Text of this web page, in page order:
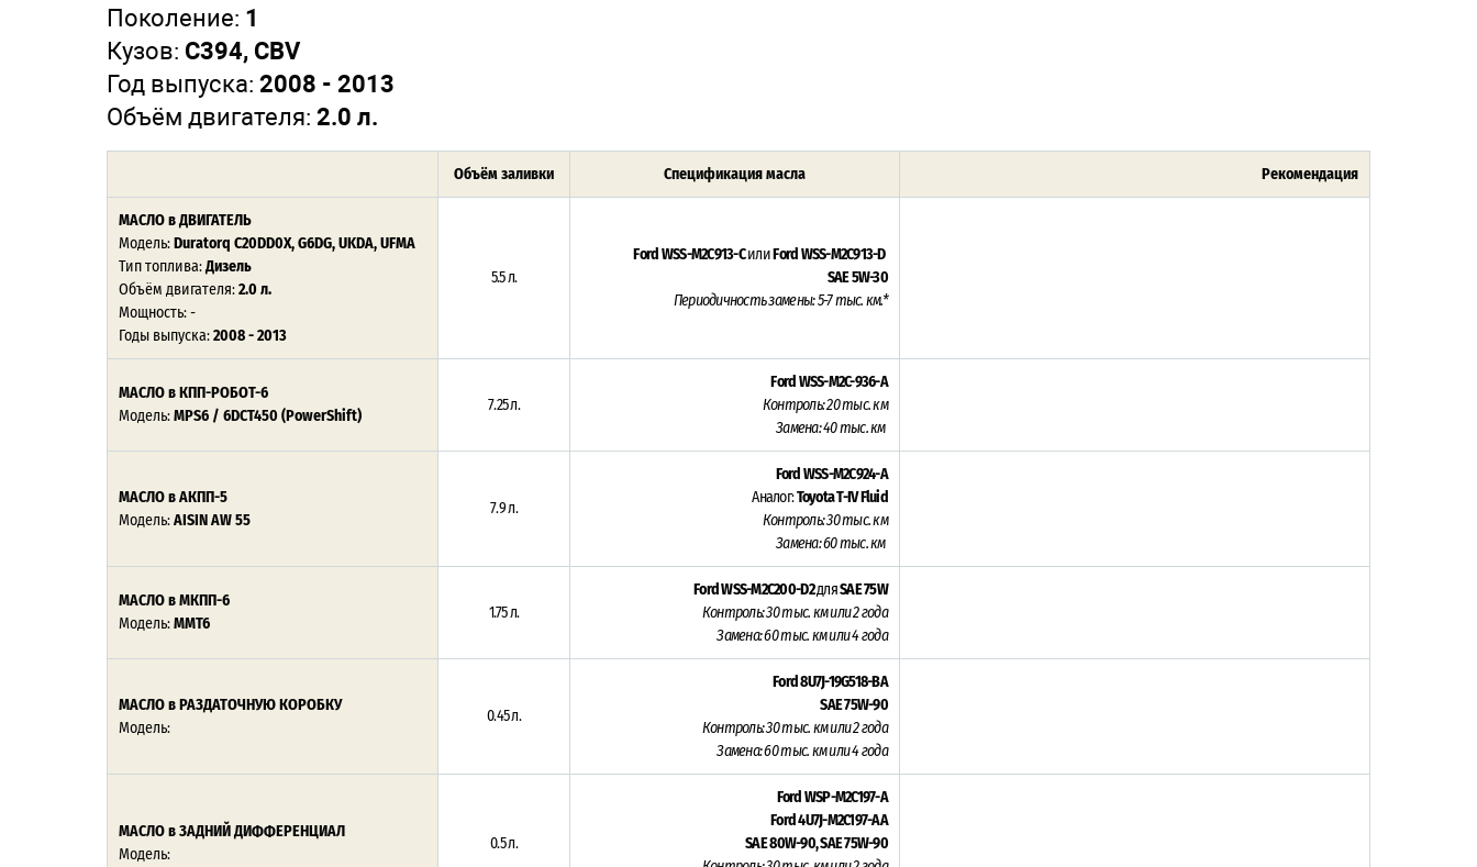
Поколение: 1
Кузов: C394, CBV
Год выпуска: 2008 - 2013
Объём двигателя: 2.0 л.
Объём заливки Спецификация масла Рекомендация
МАСЛО в ДВИГАТЕЛЬ
Модель:Duratorq C20DD0X, G6DG, UKDA, UFMA
Тип топлива:Дизель
Объём двигателя:2.0 л.
Мощность: -
Годы выпуска:2008 - 2013
5.5 л.
Ford WSS-M2C913-CилиFord WSS-M2C913-D
SAE 5W-30
Периодичность замены: 5-7 тыс. км.*
МАСЛО в КПП-РОБОТ-6
Модель:MPS6 / 6DCT450 (PowerShift)
7.25 л.
Ford WSS-M2C-936-A
Контроль: 20 тыс. км
Замена: 40 тыс. км
МАСЛО в АКПП-5
Модель:AISINAW 55
7.9 л.
Ford WSS-M2C924-A
Аналог:Toyota T-IV Fluid
Контроль: 30 тыс. км
Замена: 60 тыс. км
МАСЛО в МКПП-6
Модель:ММТ6
1.75 л.
Ford WSS-M2C200-D2дляSAE 75W
Контроль: 30 тыс. км или 2 года
Замена: 60 тыс. км или 4 года
МАСЛО в РАЗДАТОЧНУЮ КОРОБКУ
Модель:
0.45 л.
Ford 8U7J-19G518-BA
SAE 75W-90
Контроль: 30 тыс. км или 2 года
Замена: 60 тыс. км или 4 года
МАСЛО в ЗАДНИЙ ДИФФЕРЕНЦИАЛ
Модель:
0.5 л.
Ford WSP-M2C197-A
Ford 4U7J-M2C197-AA
SAE 80W-90, SAE 75W-90